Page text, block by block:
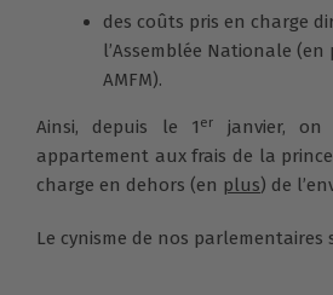
des coûts pris en charge
l’Assemblée Nationale (en
AMFM).
Ainsi, depuis le 1 er
janvier,
appartement aux frais de la
charge en dehors (en plus) de
Le cynisme de nos parlementaires